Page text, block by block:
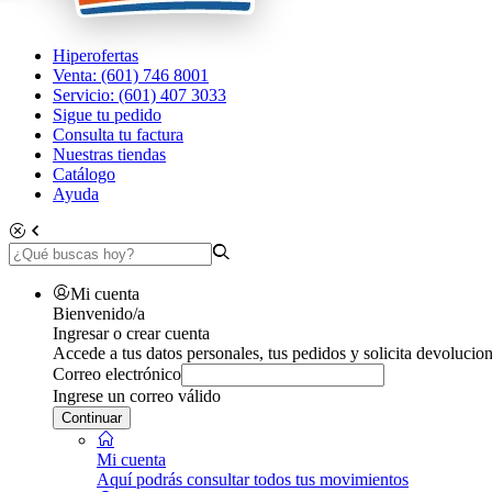
Hiperofertas
Venta: (601) 746 8001
Servicio: (601) 407 3033
Sigue tu pedido
Consulta tu factura
Nuestras tiendas
Catálogo
Ayuda
Mi cuenta
Bienvenido/a
Ingresar o crear cuenta
Accede a tus datos personales, tus pedidos y solicita
Correo electrónico
Ingrese un correo válido
Continuar
Mi cuenta
Aquí podrás consultar todos tus movimientos